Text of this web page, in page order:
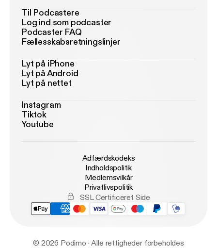
Til Podcastere
Log ind som podcaster
Podcaster FAQ
Fællesskabsretningslinjer
Lyt på iPhone
Lyt på Android
Lyt på nettet
Instagram
Tiktok
Youtube
Adfærdskodeks
Indholdspolitik
Medlemsvilkår
Privatlivspolitik
SSL Certificeret Side
© 2026 Podimo · Alle rettigheder forbeholdes